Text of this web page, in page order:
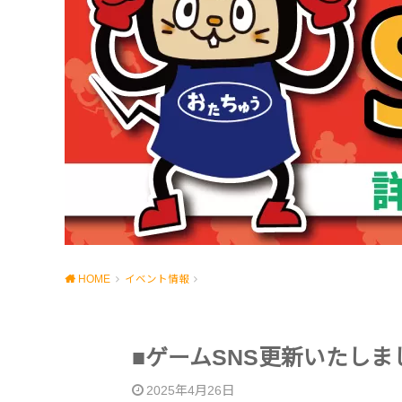
HOME イベント情報
■ゲームSNS更新いたしま
2025年4月26日